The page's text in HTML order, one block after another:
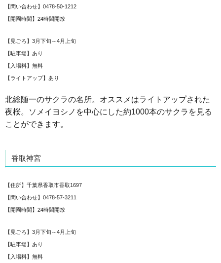
【問い合わせ】0478-50-1212
【開園時間】24時間開放
【見ごろ】3月下旬～4月上旬
【駐車場】あり
【入場料】無料
【ライトアップ】あり
北総随一のサクラの名所。オススメはライトアップされた
夜桜。ソメイヨシノを中心にした約1000本のサクラを見る
ことができます。
香取神宮
【住所】千葉県香取市香取1697
【問い合わせ】0478-57-3211
【開園時間】24時間開放
【見ごろ】3月下旬～4月上旬
【駐車場】あり
【入場料】無料